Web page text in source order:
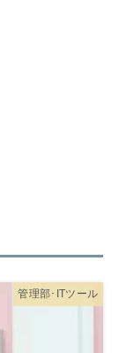
管理部･ITツール